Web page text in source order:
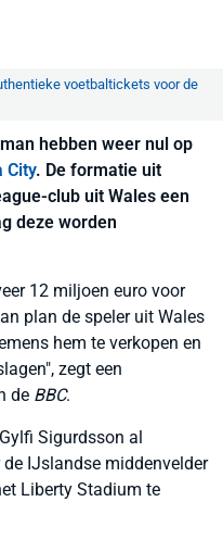
voetbaltickets voor de
hebben weer nul op
City. De formatie uit
club uit Wales een
deze worden
12 miljoen euro voor
plan de speler uit Wales
hem te verkopen en
zegt een
de BBC.
Sigurdsson al
IJslandse middenvelder
Liberty Stadium te